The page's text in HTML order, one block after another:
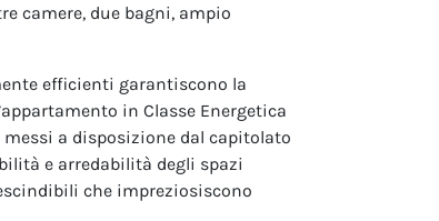
camere, due bagni, ampio
efficienti garantiscono la
in Classe Energetica
a disposizione dal capitolato
e arredabilità degli spazi
che impreziosiscono